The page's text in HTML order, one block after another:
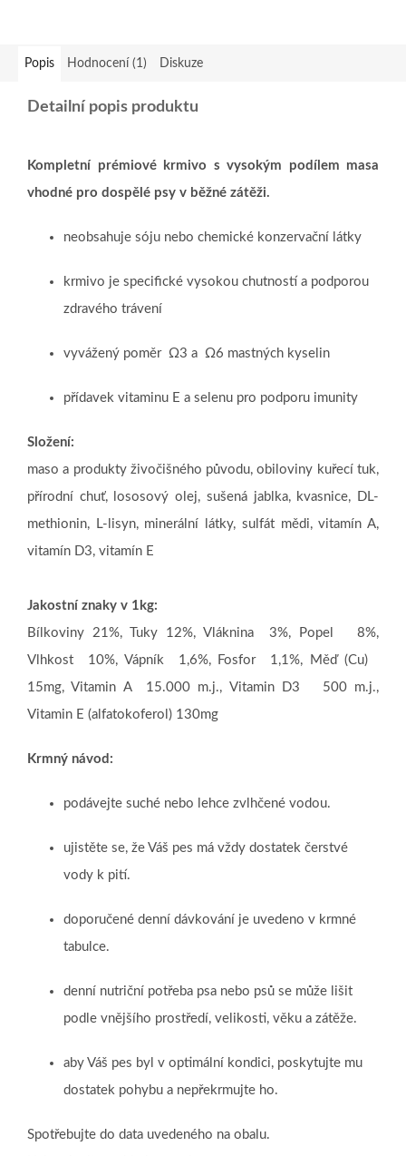
Popis Hodnocení (1) Diskuze
Detailní popis produktu
Kompletní prémiové krmivo s vysokým podílem masa
vhodné pro dospělé psy v běžné zátěži.
neobsahuje sóju nebo chemické konzervační látky
krmivo je specifické vysokou chutností a podporou
zdravého trávení
vyvážený poměr Ω3 a Ω6 mastných kyselin
přídavek vitaminu E a selenu pro podporu imunity
Složení:
maso a produkty živočišného původu, obiloviny kuřecí tuk,
přírodní chuť, lososový olej, sušená jablka, kvasnice, DL-
methionin, L-lisyn, minerální látky, sulfát mědi, vitamín A,
vitamín D3, vitamín E
Jakostní znaky v 1kg:
Bílkoviny 21%, Tuky 12%, Vláknina 3%, Popel 8%,
Vlhkost 10%, Vápník 1,6%, Fosfor 1,1%, Měď (Cu)
15mg, Vitamin A 15.000 m.j., Vitamin D3 500 m.j.,
Vitamin E (alfatokoferol) 130mg
Krmný návod:
podávejte suché nebo lehce zvlhčené vodou.
ujistěte se, že Váš pes má vždy dostatek čerstvé
vody k pití.
doporučené denní dávkování je uvedeno v krmné
tabulce.
denní nutriční potřeba psa nebo psů se může lišit
podle vnějšího prostředí, velikosti, věku a zátěže.
aby Váš pes byl v optimální kondici, poskytujte mu
dostatek pohybu a nepřekrmujte ho.
Spotřebujte do data uvedeného na obalu.